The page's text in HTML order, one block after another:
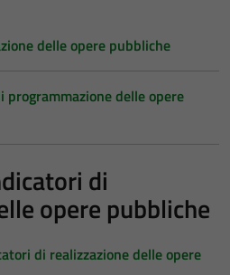
delle opere pubbliche
delle opere
di
opere pubbliche
di realizzazione delle opere